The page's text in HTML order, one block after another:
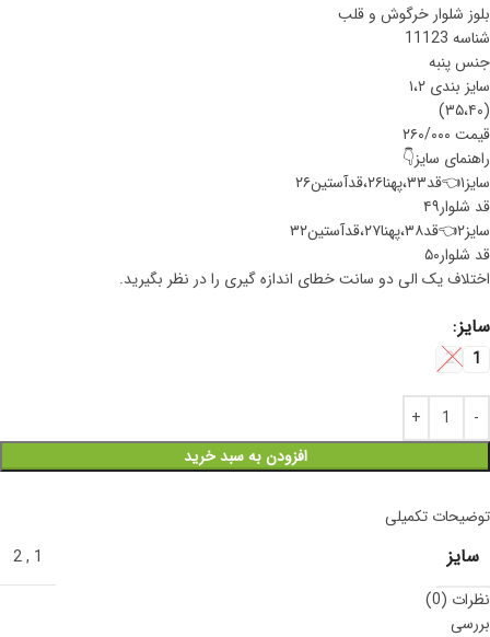
بلوز شلوار خرگوش و قلب
شناسه 11123
جنس پنبه
سایز بندی ۱،۲
(۳۵،۴۰)
قیمت ۲۶۰/۰۰۰
راهنمای سایز👇
سایز۱👈قد۳۳،پهنا۲۶،قدآستین۲۶
قد شلوار۴۹
سایز۲👈قد۳۸،پهنا۲۷،قدآستین۳۲
قد شلوار۵۰
اختلاف یک الی دو سانت خطای اندازه گیری را در نظر بگیرید.
سایز
1
2
افزودن به سبد خرید
توضیحات تکمیلی
سایز 1
,
2
نظرات (0)
بررسی